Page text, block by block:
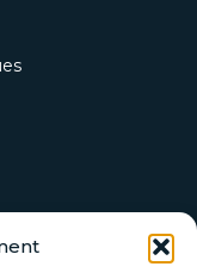
newsletter
et actualités